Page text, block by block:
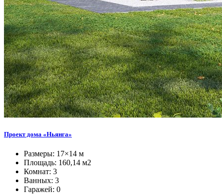
Проект дома «Ньянга»
Размеры: 17×14 м
Площадь: 160,14 м2
Комнат: 3
Ванных: 3
Гаражей: 0